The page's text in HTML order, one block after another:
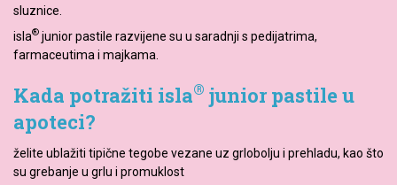
sluznice.
isla® junior pastile razvijene su u saradnji s pedijatrima,
farmaceutima i majkama.
Kada potražiti isla® junior pastile u
apoteci?
želite ublažiti tipične tegobe vezane uz grlobolju i prehladu, kao što
su grebanje u grlu i promuklost